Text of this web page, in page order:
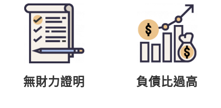
無財力證明 負債比過高